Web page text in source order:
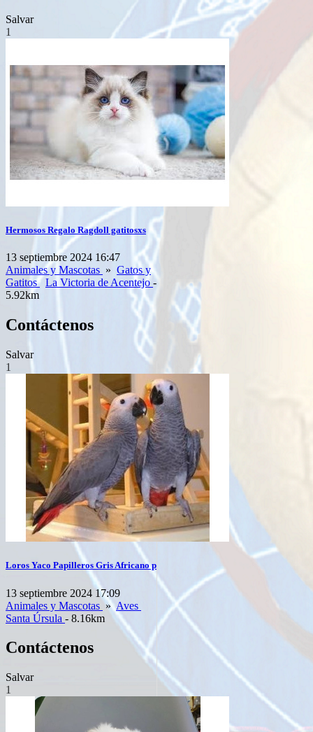
Salvar
1
Hermosos Regalo Ragdoll gatitosxs
13 septiembre 2024 16:47
Animales y Mascotas » Gatos y
Gatitos La Victoria de Acentejo -
5.92km
Contáctenos
Salvar
1
Loros Yaco Papilleros Gris Africano p
13 septiembre 2024 17:09
Animales y Mascotas »Aves
Santa Úrsula - 8.16km
Contáctenos
Salvar
1